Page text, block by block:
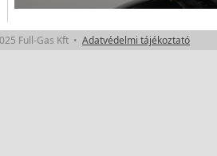
Full-Gas Kft • Adatvédelmi tájékoztató